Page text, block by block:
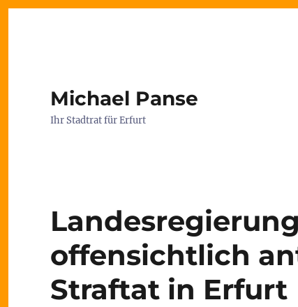
Michael Panse
Ihr Stadtrat für Erfurt
offensichtlich
Straftat in Erfurt